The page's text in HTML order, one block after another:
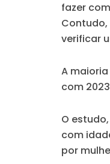
fazer
verificar
A
com
O
com
por